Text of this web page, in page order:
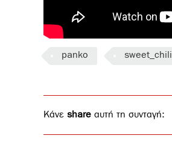
panko sweet_chili
Κάνε share αυτή τη συνταγή: